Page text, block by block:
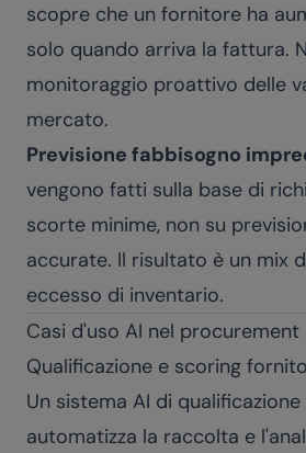
scopre che un fornitore ha
solo quando arriva la fattura.
monitoraggio proattivo delle
mercato.
Previsione fabbisogno
vengono fatti sulla base di
scorte minime, non su
accurate. Il risultato è un mix
eccesso di inventario.
Casi d'uso AI nel procurement
Qualificazione e scoring
Un sistema AI di
automatizza la raccolta e